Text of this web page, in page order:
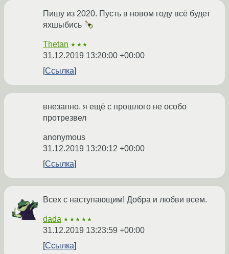
Пишу из 2020. Пусть в новом году всё будет
яхшыбись
Thetan ★★★
31.12.2019 13:20:00 +00:00
Ссылка
внезапно. я ещё с прошлого не особо
протрезвел
anonymous
31.12.2019 13:20:12 +00:00
Ссылка
Всех с наступающим! Добра и любви всем.
dada ★★★★★
31.12.2019 13:23:59 +00:00
Ссылка